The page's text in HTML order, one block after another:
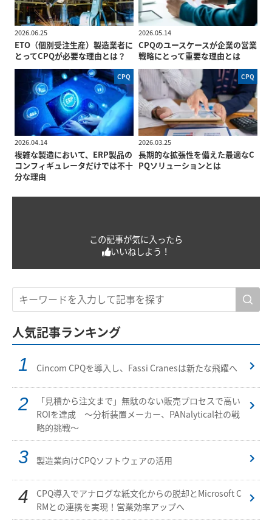
2026.06.25
ETO（個別受注生産）製造業者に
とってCPQが必要な理由とは？
2026.05.14
CPQのユースケースが企業の営業
戦略にとって重要な理由とは
CPQ
2026.04.14
複雑な製造において、ERP製品の
コンフィギュレータだけでは不十
分な理由
CPQ
2026.03.25
長期的な拡張性を備えた最適なC
PQソリューションとは
この記事が気に入ったら
いいねしよう！
人気記事ランキング
Cincom CPQを導入し、Fassi Cranesは新たな飛躍へ
「見積から注文まで」無駄のない販売プロセスで高い
ROIを達成 ～分析装置メーカー、PANalytical社の戦
略的挑戦～
製造業向けCPQソフトウェアの活用
CPQ導入でアナログな紙文化からの脱却とMicrosoft C
RMとの連携を実現！営業効率アップへ